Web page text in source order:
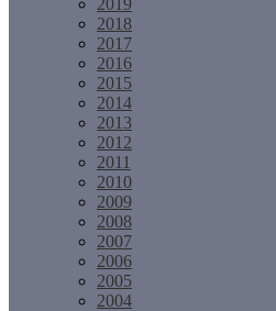
2019
2018
2017
2016
2015
2014
2013
2012
2011
2010
2009
2008
2007
2006
2005
2004